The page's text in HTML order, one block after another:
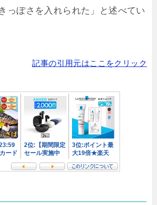
っぽさを入れられた」と述べてい
記事の引用元はここをクリック